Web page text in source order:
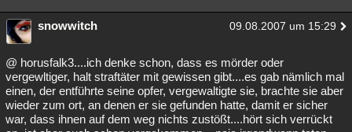
snowwitch 09.08.2007 um 15:29
@ horusfalk3....ich denke schon, dass es mörder oder
vergewltiger, halt straftäter mit gewissen gibt....es gab nämlich mal
einen, der entführte seine opfer, vergewaltigte sie, brachte sie aber
wieder zum ort, an denen er sie gefunden hatte, damit er sicher
war, dass ihnen auf dem weg nichts zustößt....hört sich verrückt